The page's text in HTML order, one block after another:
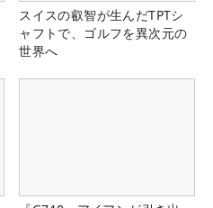
スイスの叡智が生んだTPTシ
ャフトで、ゴルフを異次元の
世界へ